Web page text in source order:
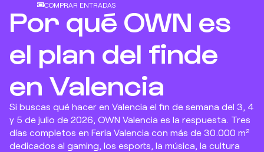
COMPRAR ENTRADAS
Por qué OWN es
el plan del finde
en Valencia
Si buscas qué hacer en Valencia el fin de semana del 3, 4
y 5 de julio de 2026, OWN Valencia es la respuesta. Tres
días completos en Feria Valencia con más de 30.000 m²
dedicados al gaming, los esports, la música, la cultura